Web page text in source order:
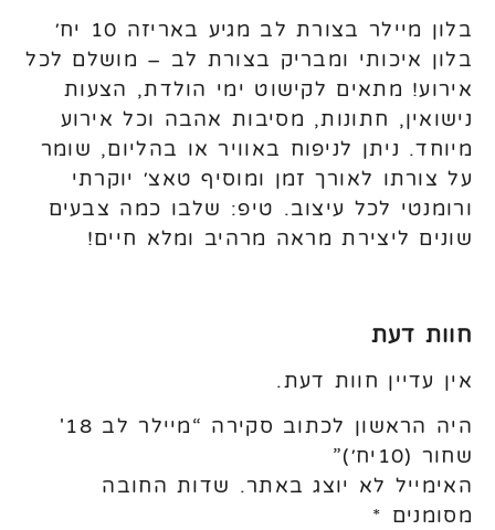
בלון מיילר בצורת לב מגיע באריזה 10 יח׳
בלון איכותי ומבריק בצורת לב – מושלם לכל
אירוע! מתאים לקישוט ימי הולדת, הצעות
נישואין, חתונות, מסיבות אהבה וכל אירוע
מיוחד. ניתן לניפוח באוויר או בהליום, שומר
על צורתו לאורך זמן ומוסיף טאצ׳ יוקרתי
ורומנטי לכל עיצוב. טיפ: שלבו כמה צבעים
שונים ליצירת מראה מרהיב ומלא חיים!
חוות דעת
אין עדיין חוות דעת.
היה הראשון לכתוב סקירה “מיילר לב 18'
שחור (10יח׳)”
האימייל לא יוצג באתר. שדות החובה
מסומנים *